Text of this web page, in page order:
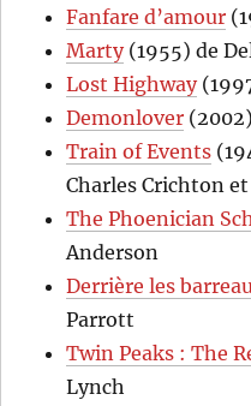
Fanfare d’amour
Marty(1955) de
Lost Highway
Demonlover
Train of Events
Charles Crichton
The Phoenician
Anderson
Derrière les
Parrott
Twin Peaks : The
Lynch